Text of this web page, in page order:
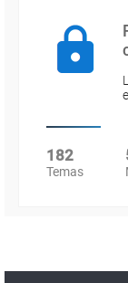
182
Temas